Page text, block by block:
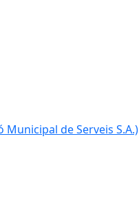
de Serveis S.A.)